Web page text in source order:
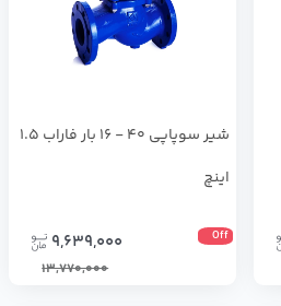
شير سوپاپي 40 - 16 بار فاراب 1.5
اینچ
Off
9,639,000
13,770,000